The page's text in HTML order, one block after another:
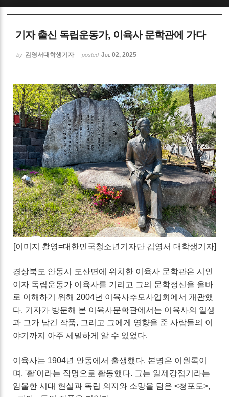
기자 출신 독립운동가, 이육사 문학관에 가다
by 김영서대학생기자 posted Jul 02, 2025
[이미지 촬영=대한민국청소년기자단 김영서 대학생기자]
경상북도 안동시 도산면에 위치한 이육사 문학관은 시인
이자 독립운동가 이육사를 기리고 그의 문학정신을 올바
로 이해하기 위해 2004년 이육사추모사업회에서 개관했
다. 기자가 방문해 본 이육사문학관에서는 이육사의 일생
과 그가 남긴 작품, 그리고 그에게 영향을 준 사람들의 이
야기까지 아주 세밀하게 알 수 있었다.
이육사는 1904년 안동에서 출생했다. 본명은 이원록이
며, '활'이라는 작명으로 활동했다. 그는 일제강점기라는
암울한 시대 현실과 독립 의지와 소망을 담은 <청포도>,
Sketchbook5, 스케치북5
Sketchbook5, 스케치북5